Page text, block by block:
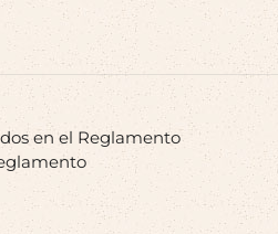
en el Reglamento